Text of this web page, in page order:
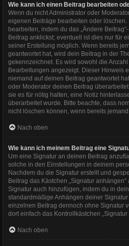
Wie kann ich einen Beitrag bearbeiten
Wenn du nicht Administrator oder
eigenen Beiträge bearbeiten oder löschen.
bearbeiten, indem du das „Ändere
Beitrag anklickst; eventuell ist dies nur für
seiner Erstellung möglich. Wenn bereits
geantwortet hat, wird dein Beitrag in der
gekennzeichnet. Es wird sowohl die
Bearbeitungen angezeigt. Dieser Hinweis
niemand auf deinen Beitrag geantwortet
oder Moderator deinen Beitrag
sie es für nötig halten, eine Notiz
überarbeitet wurde. Bitte beachte, dass
nicht löschen können, wenn bereits
Nach oben
Wie kann ich meinem Beitrag eine
Um eine Signatur an deinen Beitrag
solche in den Einstellungen in deinem
Nachdem du die Signatur erstellt und
Beitrag das Kästchen „Signatur
Signatur auch hinzufügen, indem du in
standardmäßige Anhängen deiner
einzelnen Beitrag dennoch ohne Signatur
dort einfach das Kontrollkästchen
Nach oben